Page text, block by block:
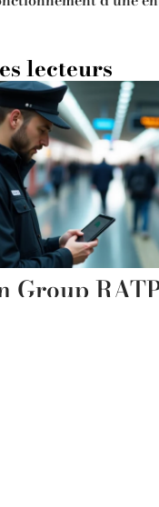
lecteurs
Group